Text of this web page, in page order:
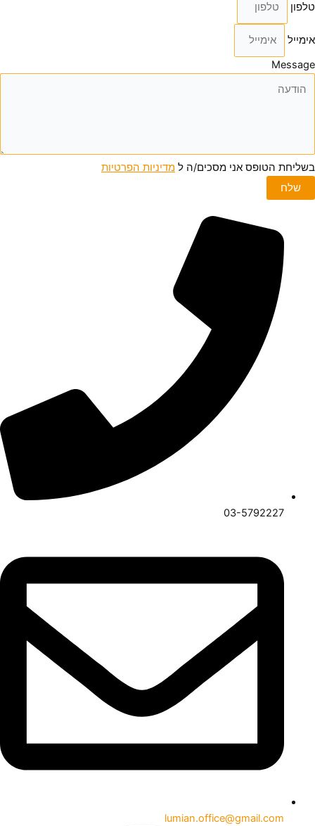
טלפון
אימייל
Message
בשליחת הטופס אני מסכים/ה ל מדיניות הפרטיות
שלח
03-5792227
lumian.office@gmail.com